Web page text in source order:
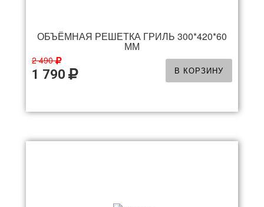
ОБЪЁМНАЯ РЕШЕТКА ГРИЛЬ 300*420*60
ММ
2 490
1 790 В КОРЗИНУ